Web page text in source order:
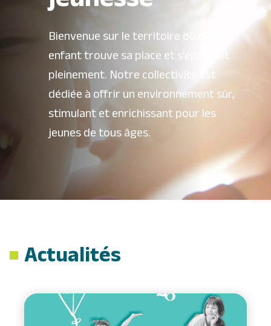
Bienvenue sur le territoire où chaque
enfant trouve sa place et s’épanouit
pleinement. Notre collectivité est
dédiée à offrir un environnement sûr,
stimulant et enrichissant pour les
jeunes de tous âges.
Actualités